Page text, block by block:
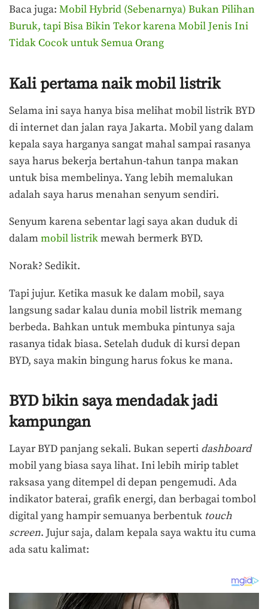
Baca juga: Mobil Hybrid (Sebenarnya) Bukan Pilihan
Buruk, tapi Bisa Bikin Tekor karena Mobil Jenis Ini
Tidak Cocok untuk Semua Orang
Kali pertama naik mobil listrik
Selama ini saya hanya bisa melihat mobil listrik BYD
di internet dan jalan raya Jakarta. Mobil yang dalam
kepala saya harganya sangat mahal sampai rasanya
saya harus bekerja bertahun-tahun tanpa makan
untuk bisa membelinya. Yang lebih memalukan
adalah saya harus menahan senyum sendiri.
Senyum karena sebentar lagi saya akan duduk di
dalammobil listrikmewah bermerk BYD.
Norak? Sedikit.
Tapi jujur. Ketika masuk ke dalam mobil, saya
langsung sadar kalau dunia mobil listrik memang
berbeda. Bahkan untuk membuka pintunya saja
rasanya tidak biasa. Setelah duduk di kursi depan
BYD, saya makin bingung harus fokus ke mana.
BYD bikin saya mendadak jadi
kampungan
Layar BYD panjang sekali. Bukan seperti dashboard
mobil yang biasa saya lihat. Ini lebih mirip tablet
raksasa yang ditempel di depan pengemudi. Ada
indikator baterai, grafik energi, dan berbagai tombol
digital yang hampir semuanya berbentuk touch
screen. Jujur saja, dalam kepala saya waktu itu cuma
ada satu kalimat: